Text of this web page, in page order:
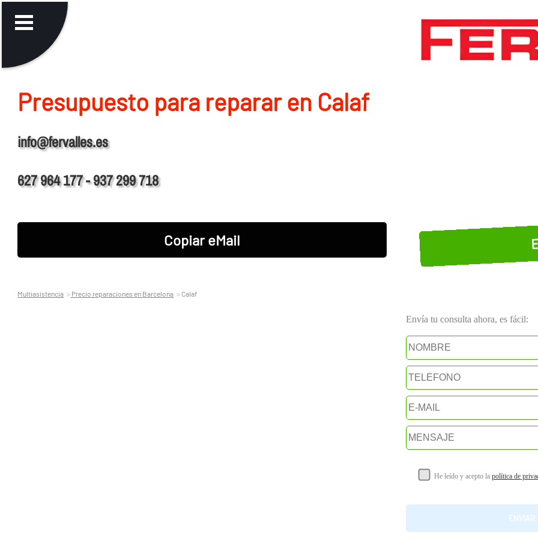
Presupuesto para reparar en Calaf
info@fervalles.es
627 964 177 - 937 299 718
Copiar eMail
Multiasistencia Precio reparaciones en Barcelona Calaf
Envía tu consulta ahora, es fácil:
He leído y acepto la política de